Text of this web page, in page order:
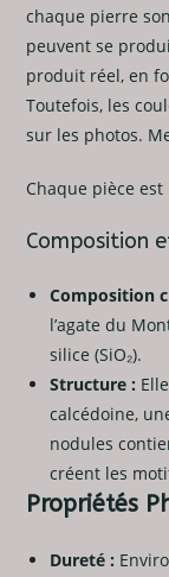
chaque pierre
peuvent se
produit réel, en
Toutefois, les
sur les photos.
Chaque pièce
Composition
Composition
l’agate du
silice (SiO₂).
Structure :
calcédoine,
nodules
créent les
Propriétés
Dureté :